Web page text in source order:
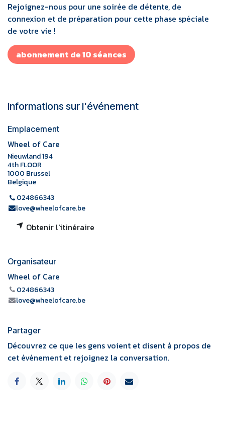
Rejoignez-nous pour une soirée de détente, de
connexion et de préparation pour cette phase spéciale
de votre vie !
abonnement de 10 séances
Informations sur l'événement
Emplacement
Wheel of Care
Nieuwland 194
4th FLOOR
1000 Brussel
Belgique
024866343
love@wheelofcare.be
Obtenir l'itinéraire
Organisateur
Wheel of Care
024866343
love@wheelofcare.be
Partager
Découvrez ce que les gens voient et disent à propos de
cet événement et rejoignez la conversation.